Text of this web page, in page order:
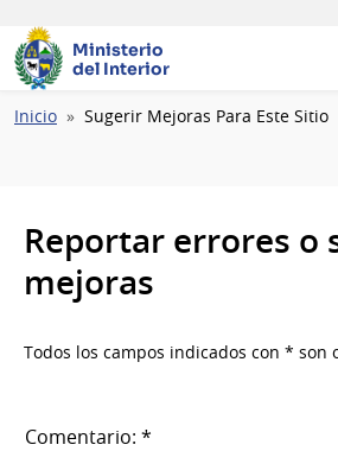
Ministerio
del Interior
Ruta
Inicio Sugerir Mejoras Para Este Sitio
Reportar errores o
mejoras
Todos los campos indicados con * son
Comentario: *